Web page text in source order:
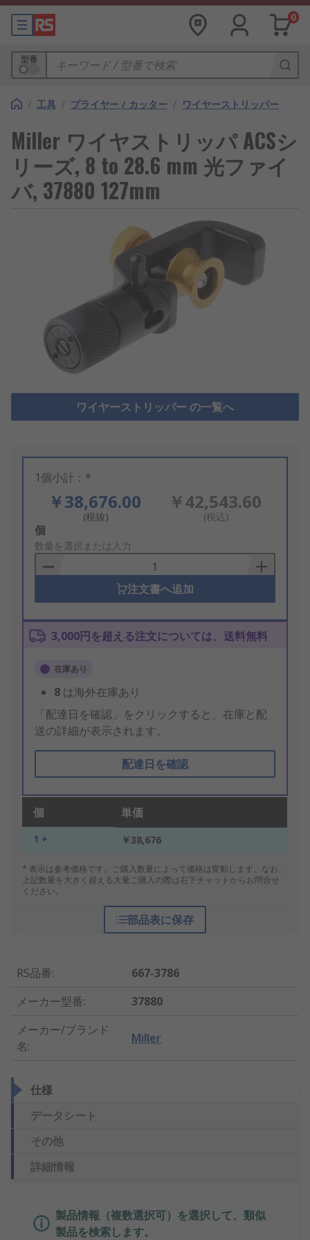
0
型番
/ 工具 / プライヤー / カッター / ワイヤーストリッパー
Miller ワイヤストリッパ ACSシ
リーズ, 8 to 28.6 mm 光ファイ
バ, 37880 127mm
ワイヤーストリッパー の一覧へ
1個小計：*
￥38,676.00
(税抜)
￥42,543.60
(税込)
Add
to
Basket
個
数量を選択または入力
注文書へ追加
3,000円を超える注文については、送料無料
在庫あり
8 は海外在庫あり
「配達日を確認」をクリックすると、在庫と配
送の詳細が表示されます。
配達日を確認
個 単価
1 + ￥38,676
* 表示は参考価格です。ご購入数量によって価格は変動します。なお、
上記数量を大きく超える大量ご購入の際は右下チャットからお問合せ
ください。
部品表に保存
RS品番:
667-3786
メーカー型番:
37880
メーカー/ブランド
名:
Miller
仕様
データシート
その他
詳細情報
製品情報（複数選択可）を選択して、類似
製品を検索します。